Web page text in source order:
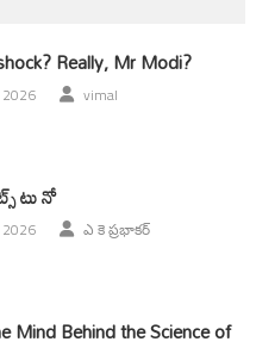
Really, Mr Modi?
vimal
టు నో
ఎ కె ప్రభాకర్
Mind Behind the Science of